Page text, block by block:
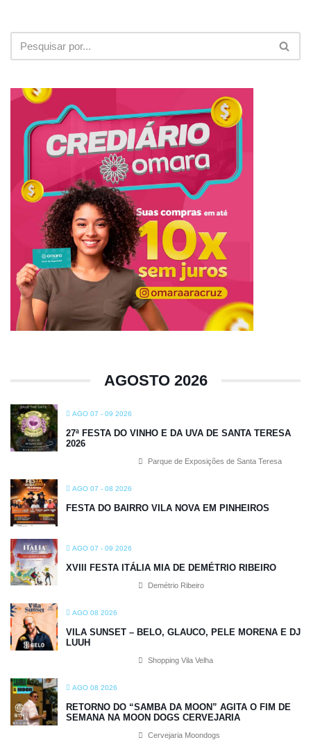
AGOSTO 2026
AGO 07 - 09 2026
27ª FESTA DO VINHO E DA UVA DE SANTA TERESA
2026
Parque de Exposições de Santa Teresa
AGO 07 - 08 2026
FESTA DO BAIRRO VILA NOVA EM PINHEIROS
AGO 07 - 09 2026
XVIII FESTA ITÁLIA MIA DE DEMÉTRIO RIBEIRO
Demétrio Ribeiro
AGO 08 2026
VILA SUNSET – BELO, GLAUCO, PELE MORENA E DJ
LUUH
Shopping Vila Velha
AGO 08 2026
RETORNO DO “SAMBA DA MOON” AGITA O FIM DE
SEMANA NA MOON DOGS CERVEJARIA
Cervejaria Moondogs